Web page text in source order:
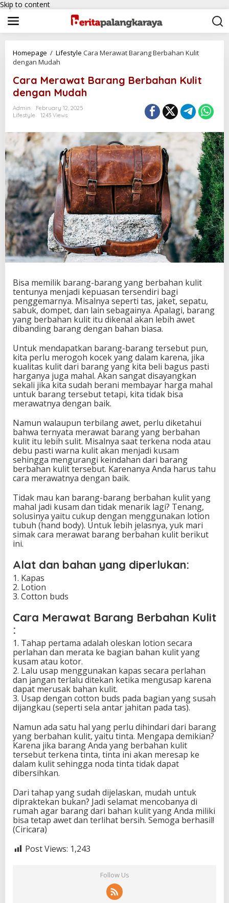
Skip to content
Homepage / Lifestyle Cara Merawat Barang Berbahan Kulit
dengan Mudah
Cara Merawat Barang Berbahan Kulit
dengan Mudah
Admin
February 12, 2025
Lifestyle
1243 Views
Bisa memilik barang-barang yang berbahan kulit
tentunya menjadi kepuasan tersendiri bagi
penggemarnya. Misalnya seperti tas, jaket, sepatu,
sabuk, dompet, dan lain sebagainya. Apalagi, barang
yang berbahan kulit itu dikenal akan lebih awet
dibanding barang dengan bahan biasa.
Untuk mendapatkan barang-barang tersebut pun,
kita perlu merogoh kocek yang dalam karena, jika
kualitas kulit dari barang yang kita beli bagus pasti
harganya juga mahal. Akan sangat disayangkan
sekali jika kita sudah berani membayar harga mahal
untuk barang tersebut tetapi, kita tidak bisa
merawatnya dengan baik.
Namun walaupun terbilang awet, perlu diketahui
bahwa ternyata merawat barang yang berbahan
kulit itu lebih sulit. Misalnya saat terkena noda atau
debu pasti warna kulit akan menjadi kusam
sehingga mengurangi keindahan dari barang
berbahan kulit tersebut. Karenanya Anda harus tahu
cara merawatnya dengan baik.
Tidak mau kan barang-barang berbahan kulit yang
mahal jadi kusam dan tidak menarik lagi? Tenang,
solusinya yaitu cukup dengan menggunakan lotion
tubuh (hand body). Untuk lebih jelasnya, yuk mari
simak cara merawat barang berbahan kulit berikut
ini.
Alat dan bahan yang diperlukan:
1. Kapas
2. Lotion
3. Cotton buds
Cara Merawat Barang Berbahan Kulit
:
1. Tahap pertama adalah oleskan lotion secara
perlahan dan merata ke bagian bahan kulit yang
kusam atau kotor.
2. Lalu usap menggunakan kapas secara perlahan
dan jangan terlalu ditekan ketika mengusap karena
dapat merusak bahan kulit.
3. Usap dengan cotton buds pada bagian yang susah
dijangkau (seperti sela antar jahitan pada tas).
Namun ada satu hal yang perlu dihindari dari barang
yang berbahan kulit, yaitu tinta. Mengapa demikian?
Karena jika barang Anda yang berbahan kulit
tersebut terkena tinta, tinta ini akan meresap ke
dalam kulit sehingga noda tinta tidak dapat
dibersihkan.
Dari tahap yang sudah dijelaskan, mudah untuk
dipraktekan bukan? Jadi selamat mencobanya di
rumah agar barang dari bahan kulit yang Anda miliki
bisa tetap awet dan terlihat bersih. Semoga berhasil!
(Ciricara)
Post Views: 1,243
Follow Us